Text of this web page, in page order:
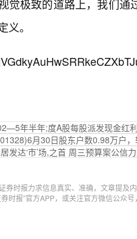
觉极致的道路上，我们通
义。
年半年;度A股每股派发现金红
月30日股东户数0.98万户
发达‘市’场,之首 周三预算案公信
券时报力求信息真实、准确，文章提及
券时报”官方APP，或关注官方微信公众